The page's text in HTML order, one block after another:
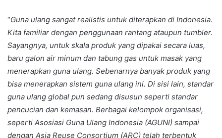
“Guna ulang sangat realistis untuk diterapkan di Indonesia.
Kita familiar dengan penggunaan rantang ataupun tumbler.
Sayangnya, untuk skala produk yang dipakai secara luas,
baru galon air minum dan tabung gas untuk masak yang
menerapkan guna ulang. Sebenarnya banyak produk yang
bisa menerapkan sistem guna ulang ini. Di sisi lain, standar
guna ulang global pun sedang disusun seperti standar
pencucian dan kemasan. Berbagai kelompok organisasi,
seperti Asosiasi Guna Ulang Indonesia (AGUNI) sampai
dengan Asia Reuse Consortium (ARC) telah terbentuk